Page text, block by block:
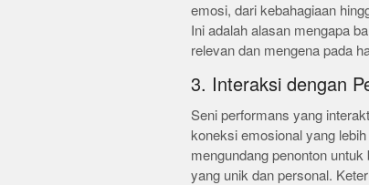
emosi, dari kebahagiaan
Ini adalah alasan mengapa
relevan dan mengena pada
3. Interaksi dengan
Seni performans yang
koneksi emosional yang
mengundang penonton
yang unik dan personal.